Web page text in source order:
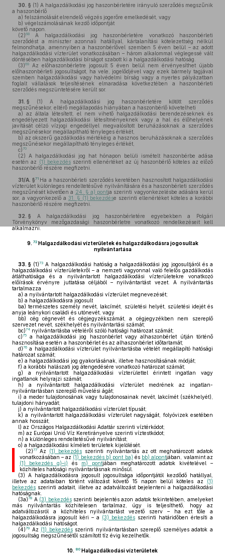
30. § (1) A halgazdálkodási jog haszonbérletére irányuló szerződés megszűnik
a haszonbérlő
a) felszámolását elrendelő végzés jogerőre emelkedését, vagy
b) végelszámolásának kezdő időpontját
követő napon.
(2)68
A halgazdálkodási jog haszonbérletére vonatkozó haszonbérleti
szerződést a miniszter azonnali hatállyal, kártalanítási kötelezettség nélkül
felmondhatja, amennyiben a haszonbérlővel szemben 5 éven belül – az adott
halgazdálkodási vízterület vonatkozásában – három alkalommal véglegessé vált
döntésében halgazdálkodási bírságot szabott ki a halgazdálkodási hatóság.
(3)69
Az előhaszonbérletre jogosult 5 éven belül nem érvényesíthet újabb
előhaszonbérleti jogosultságot, ha vele, jogelődjével vagy ezek bármely tagjával
szemben halgazdálkodási vagy halvédelmi bírság vagy a nyertes pályázatban
foglalt vállalások teljesítésének elmaradása következtében a haszonbérleti
szerződés megszüntetésére került sor.
31. § (1) A halgazdálkodási jog haszonbérletére kötött szerződés
megszűnésekor, eltérő megállapodás hiányában a haszonbérlő követelheti
a) az általa létesített, el nem vihető halgazdálkodási berendezéseknek és
engedélyezett halgazdálkodási létesítményeknek vagy a hal és élőhelyének
javítását célzó vízjogi engedéllyel megvalósított beruházásoknak a szerződés
megszűnésekor megállapítható tényleges értékét,
b) az okszerű gazdálkodás mértékéig a hasznos beruházásoknak a szerződés
megszűnésekor megállapítható tényleges értékét,
c)70
(2) A halgazdálkodási jog hat hónapon belüli ismételt haszonbérbe adása
esetén az (1) bekezdésszerinti ellenértéket az új haszonbérlő köteles az előző
haszonbérlő részére megfizetni.
31/A. §71 Ha a haszonbérleti szerződés keretében hasznosított halgazdálkodási
vízterület különleges rendeltetésűvé nyilvánítására és a haszonbérleti szerződés
megszűnését követően a 24. § a) pontja szerinti vagyonkezelésbe adására kerül
sor, a vagyonkezelő a 31. § (1) bekezdése szerinti ellenértéket köteles a korábbi
haszonbérlő részére megfizetni.
32. § A halgazdálkodási jog haszonbérletére egyebekben a Polgári
Törvénykönyv mezőgazdasági haszonbérletre vonatkozó rendelkezéseit kell
alkalmazni.
9. 72Halgazdálkodási vízterületek és halgazdálkodásra jogosultak
nyilvántartása
33. § (1)73 A halgazdálkodási hatóság a halgazdálkodási jog jogosultjáról és a
halgazdálkodási vízterületekről – a nemzeti vagyonnal való felelős gazdálkodás
átláthatósága és a nyilvántartott halgazdálkodási vízterületekre vonatkozó
előírások érvényre juttatása céljából – nyilvántartást vezet. A nyilvántartás
tartalmazza
a) a nyilvántartott halgazdálkodási vízterület megnevezését;
b) a halgazdálkodásra jogosult
ba) természetes személy nevét, lakcímét, születési helyét, születési idejét és
anyja leánykori családi és utónevét, vagy
bb) cég cégnevét és cégjegyzékszámát, a cégjegyzékben nem szereplő
szervezet nevét, székhelyét és nyilvántartási számát;
bc)74 nyilvántartásba vételéről szóló hatósági határozat számát;
c)75
a halgazdálkodási jog haszonbérlet vagy alhaszonbérlet útján történő
hasznosítása esetén a haszonbérlet és az alhaszonbérlet időtartamát;
d)76 a halgazdálkodási vízterület nyilvántartásba vételét megállapító hatósági
határozat számát;
e) a halgazdálkodási jog gyakorlásának, illetve hasznosításának módját;
f) a korábbi halászati jog átengedésére vonatkozó határozat számát;
g) a nyilvántartott halgazdálkodási vízterülettel érintett ingatlan vagy
ingatlanok helyrajzi számát;
h) a nyilvántartott halgazdálkodási vízterület medrének az ingatlan-
nyilvántartásban szereplő művelési ágát;
i) a meder tulajdonosának vagy tulajdonosainak nevét, lakcímét (székhelyét),
tulajdoni hányadát;
j) a nyilvántartott halgazdálkodási vízterület típusát;
k) a nyilvántartott halgazdálkodási vízterület nagyságát, folyóvizek esetében
annak hosszát;
l) az Országos Halgazdálkodási Adattár szerinti víztérkódot;
m) az Európai Unió Víz Keretirányelve szerinti víztestkódot;
n) a különleges rendeltetésűvé nyilvánítást;
o) a halgazdálkodási kíméleti területek kijelölését.
(2)77Az (1) bekezdés szerinti nyilvántartás az ott meghatározott adatok
vonatkozásában – az (1) bekezdés b) pont ba) és bb) alpontjában, valamint az
(1) bekezdés g)–i)
és m) pontjában meghatározott adatok kivételével –
közhiteles hatósági nyilvántartásnak minősül.
(3) A halgazdálkodásra jogosult jogosultsága időpontjától kezdődő hatállyal,
illetve az adataiban történt változást követő 15 napon belül köteles az (1)
bekezdés szerinti adatait, illetve az adatváltozást bejelenteni a halgazdálkodási
hatóságnak.
(3a)78 A (3) bekezdésszerinti bejelentés azon adatok tekintetében, amelyeket
más nyilvántartás közhitelesen tartalmaz, úgy is teljesíthető, hogy az
adatváltozásról a közhiteles nyilvántartást vezető szerv – ha ezt tőle a
halgazdálkodásra jogosult kéri – a (3) bekezdés szerinti határidőben értesíti a
halgazdálkodási hatóságot.
(4)79 Az (1) bekezdésszerinti nyilvántartásban szereplő személyes adatok a
jogosultság megszűnésétől számított tíz évig kezelhetők.
10. 80 Halgazdálkodási vízterületek